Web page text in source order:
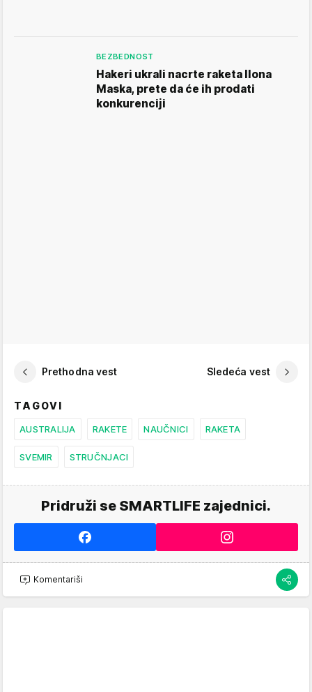
BEZBEDNOST
Hakeri ukrali nacrte raketa Ilona
Maska, prete da će ih prodati
konkurenciji
Prethodna vest Sledeća vest
TAGOVI
AUSTRALIJA RAKETE NAUČNICI RAKETA
SVEMIR STRUČNJACI
Pridruži se SMARTLIFE zajednici.
Komentariši